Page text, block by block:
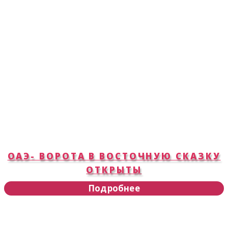
ОАЭ- ВОРОТА В ВОСТОЧНУЮ СКАЗКУ
ОТКРЫТЫ
Подробнее